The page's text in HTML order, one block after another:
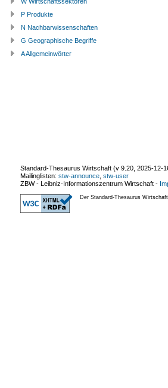
P Produkte
N Nachbarwissenschaften
G Geographische Begriffe
A Allgemeinwörter
Standard-Thesaurus Wirtschaft (v 9.20 2025-12-
Mailinglisten: stw-announce stw-user
ZBW - Leibniz-Informationszentrum Wirtschaft -
Der Standard-Thesaurus